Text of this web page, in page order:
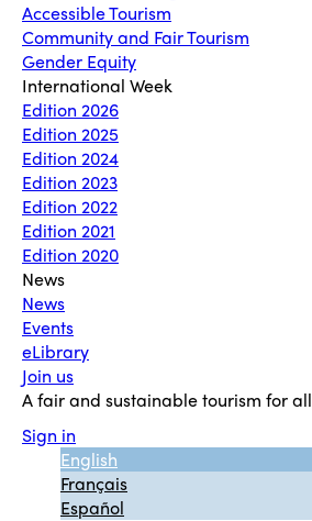
Accessible Tourism
Community and Fair Tourism
Gender Equity
International Week
Edition 2026
Edition 2025
Edition 2024
Edition 2023
Edition 2022
Edition 2021
Edition 2020
News
News
Events
eLibrary
Join us
A fair and sustainable tourism for all
Sign in
English
Français
Español